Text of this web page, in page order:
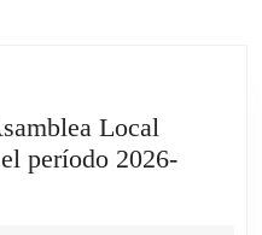
Local
período 2026-